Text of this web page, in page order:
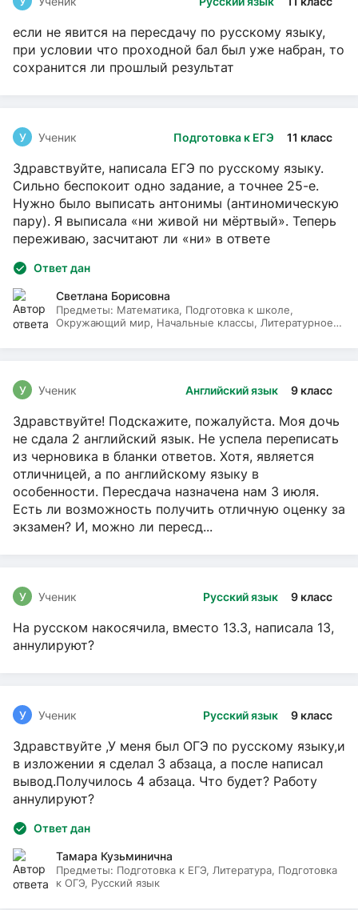
если не явится на пересдачу по русскому языку,
при условии что проходной бал был уже набран, то
сохранится ли прошлый результат
Подготовка к ЕГЭ 11 класс
У Ученик
Здравствуйте, написала ЕГЭ по русскому языку.
Сильно беспокоит одно задание, а точнее 25-е.
Нужно было выписать антонимы (антиномическую
пару). Я выписала «ни живой ни мёртвый». Теперь
переживаю, засчитают ли «ни» в ответе
Ответ дан
Светлана Борисовна
Предметы: Математика, Подготовка к школе,
Окружающий мир, Начальные классы, Литературное
Английский язык 9 класс
У Ученик
Здравствуйте! Подскажите, пожалуйста. Моя дочь
не сдала 2 английский язык. Не успела переписать
из черновика в бланки ответов. Хотя, является
отличницей, а по английскому языку в
особенности. Пересдача назначена нам 3 июля.
Есть ли возможность получить отличную оценку за
экзамен? И, можно ли пересд...
Русский язык 9 класс
У Ученик
На русском накосячила, вместо 13.3, написала 13,
аннулируют?
Русский язык 9 класс
У Ученик
Здравствуйте ,У меня был ОГЭ по русскому языку,и
в изложении я сделал 3 абзаца, а после написал
вывод.Получилось 4 абзаца. Что будет? Работу
аннулируют?
Ответ дан
Тамара Кузьминична
Предметы: Подготовка к ЕГЭ, Литература, Подготовка
к ОГЭ, Русский язык